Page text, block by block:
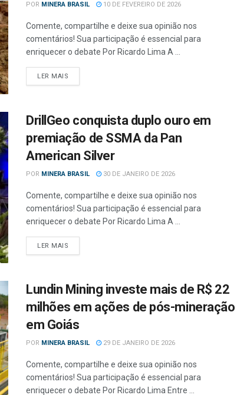
POR MINERA BRASIL 10 DE FEVEREIRO DE 2026
Comente, compartilhe e deixe sua opinião nos
comentários! Sua participação é essencial para
enriquecer o debate Por Ricardo Lima A ...
LER MAIS
DrillGeo conquista duplo ouro em
premiação de SSMA da Pan
American Silver
POR MINERA BRASIL 30 DE JANEIRO DE 2026
Comente, compartilhe e deixe sua opinião nos
comentários! Sua participação é essencial para
enriquecer o debate Por Ricardo Lima A ...
LER MAIS
Lundin Mining investe mais de R$ 22
milhões em ações de pós-mineração
em Goiás
POR MINERA BRASIL 29 DE JANEIRO DE 2026
Comente, compartilhe e deixe sua opinião nos
comentários! Sua participação é essencial para
enriquecer o debate Por Ricardo Lima Entre ...